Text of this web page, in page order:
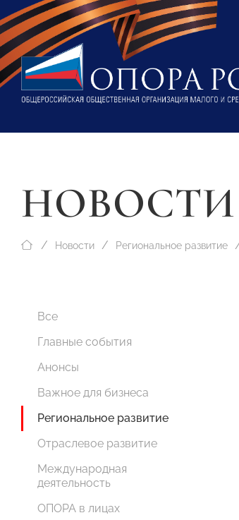
НОВОСТИ
Новости Региональное развитие
Все
Главные события
Анонсы
Важное для бизнеса
Региональное развитие
Отраслевое развитие
Международная
деятельность
ОПОРА в лицах